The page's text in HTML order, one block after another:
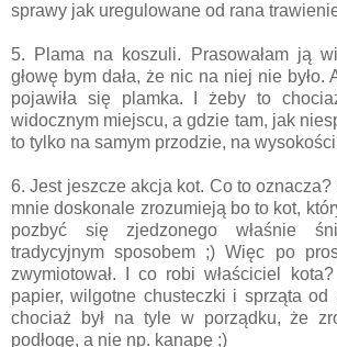
sprawy jak uregulowane od rana
5. Plama na koszuli. Prasowałam ją
głowę bym dała, że nic na niej nie było.
pojawiła się plamka. I żeby to
widocznym miejscu, a gdzie tam, jak
to tylko na samym przodzie, na
6. Jest jeszcze akcja kot. Co to
mnie doskonale zrozumieją bo to kot,
pozbyć się zjedzonego właśnie
tradycyjnym sposobem ;) Więc po
zwymiotował. I co robi właściciel
papier, wilgotne chusteczki i sprząta od
chociaż był na tyle w porządku, że
podłogę, a nie np. kanapę ;)